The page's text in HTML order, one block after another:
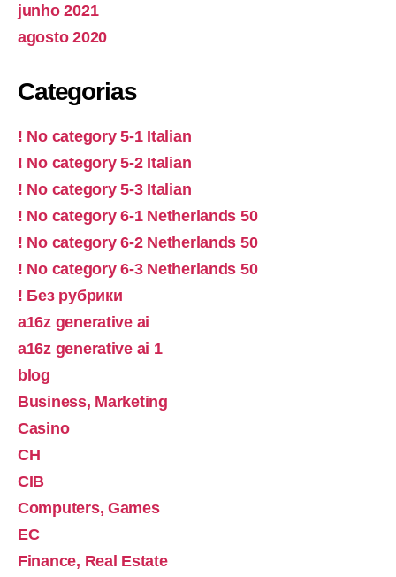
junho 2021
agosto 2020
Categorias
! No category 5-1 Italian
! No category 5-2 Italian
! No category 5-3 Italian
! No category 6-1 Netherlands 50
! No category 6-2 Netherlands 50
! No category 6-3 Netherlands 50
! Без рубрики
a16z generative ai
a16z generative ai 1
blog
Business, Marketing
Casino
CH
CIB
Computers, Games
EC
Finance, Real Estate